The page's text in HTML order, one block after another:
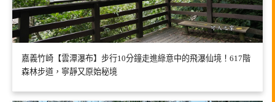
嘉義竹崎【雲潭瀑布】步行10分鐘走進綠意中的飛瀑仙境！617階
森林步道，寧靜又原始秘境